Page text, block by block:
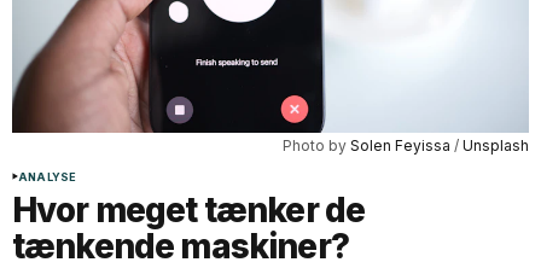
Photo by Solen Feyissa / Unsplash
ANALYSE
Hvor meget tænker de
tænkende maskiner?